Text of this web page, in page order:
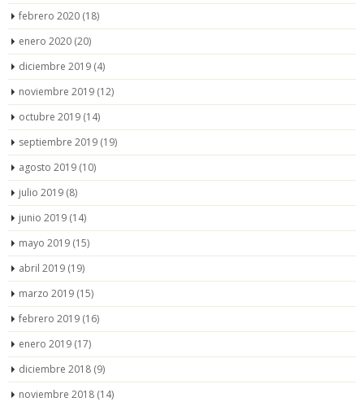
febrero 2020 (18)
enero 2020 (20)
diciembre 2019 (4)
noviembre 2019 (12)
octubre 2019 (14)
septiembre 2019 (19)
agosto 2019 (10)
julio 2019 (8)
junio 2019 (14)
mayo 2019 (15)
abril 2019 (19)
marzo 2019 (15)
febrero 2019 (16)
enero 2019 (17)
diciembre 2018 (9)
noviembre 2018 (14)